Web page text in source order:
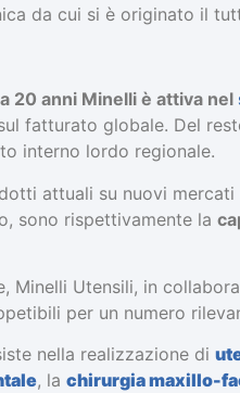
da cui si è originato il
20 anni Minelli è attiva nel
fatturato globale. Del
interno lordo regionale.
attuali su nuovi
sono rispettivamente la
Minelli Utensili, in
per un numero
nella realizzazione di
, la chirurgia maxillo-